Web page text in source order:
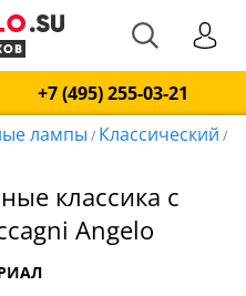
+7 (495) 255-03-21
лампы / Классический /
классика с
Angelo